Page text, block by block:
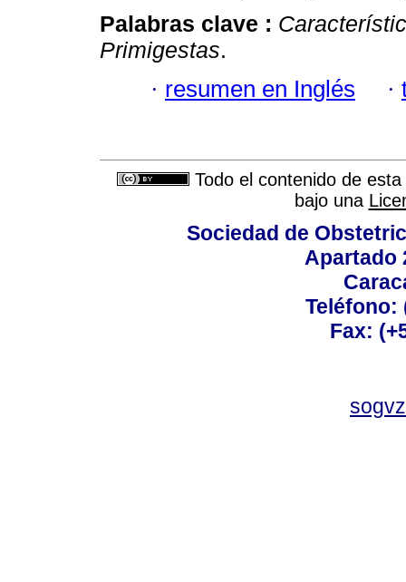
Palabras clave :
Primigestas.
· resumen en Inglés ·
Todo el contenido de
bajo una
Sociedad de
Apartado
Teléfono:
Fax: